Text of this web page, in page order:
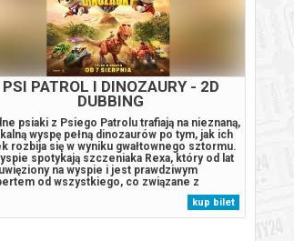
PSI PATROL I DINOZAURY - 2D
DUBBING
psiaki z Psiego Patrolu trafiają na nieznaną,
wyspę pełną dinozaurów po tym, jak ich
rozbija się w wyniku gwałtownego sztormu.
spotykają szczeniaka Rexa, który od lat
na wyspie i jest prawdziwym
od wszystkiego, co związane z
gadami. Sytuacja wymyka się spod
gdy odwieczny rywal piesków, burmistrz
zaczyna pozyskiwać...
kup bilet